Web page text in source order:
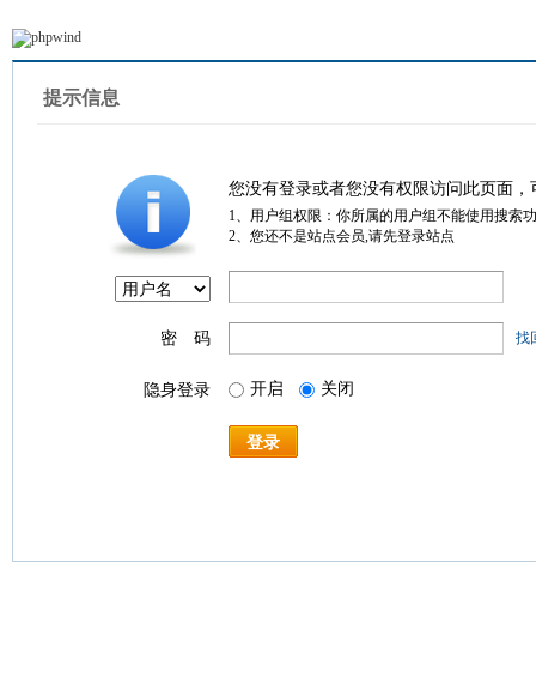
提示信息
您没有登录或者您没有权限访问此页面
1、用户组权限：你所属的用户组不能使用搜索
2、您还不是站点会员,请先登录站点
密 码 找
隐身登录 开启 关闭
登录